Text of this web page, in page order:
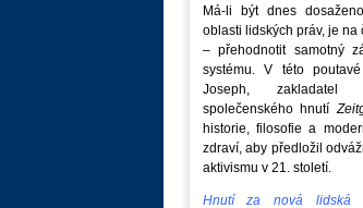
Má-li být dnes
oblasti lidských práv, je
– přehodnotit samotný
systému. V této
Joseph, zakladatel
společenského hnutí
historie, filosofie a
zdraví, aby předložil
aktivismu v 21. století.
Hnutí za nová lidská